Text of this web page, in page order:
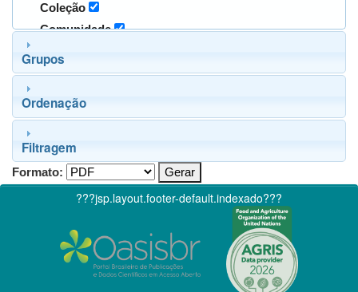
Coleção
Comunidade
Grupos
Ordenação
Filtragem
Formato:
???jsp.layout.footer-default.indexado???